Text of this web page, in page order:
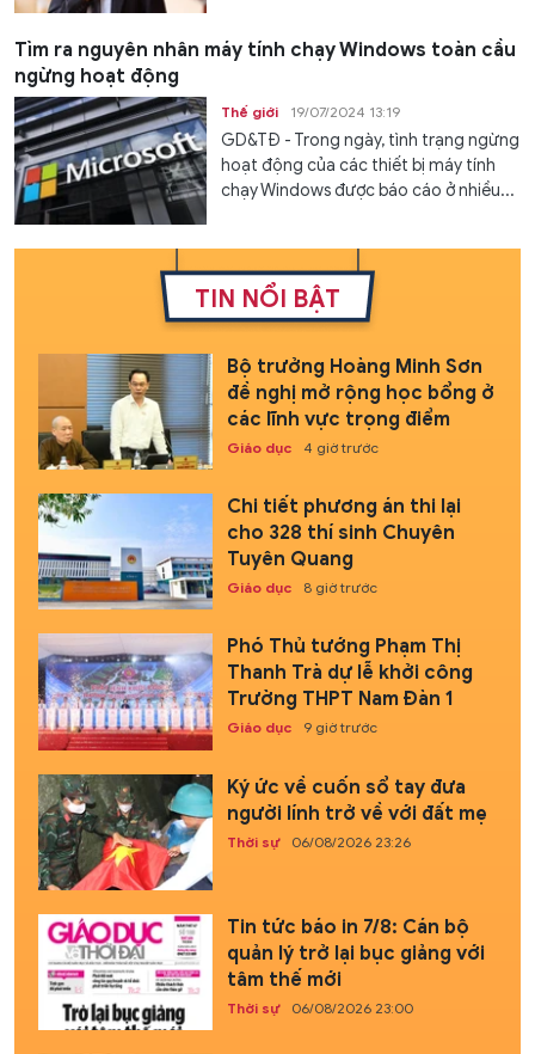
Tìm ra nguyên nhân máy tính chạy Windows toàn cầu
ngừng hoạt động
Thế giới 19/07/2024 13:19
GD&TĐ - Trong ngày, tình trạng ngừng
hoạt động của các thiết bị máy tính
chạy Windows được báo cáo ở nhiều...
TIN NỔI BẬT
Bộ trưởng Hoàng Minh Sơn
đề nghị mở rộng học bổng ở
các lĩnh vực trọng điểm
Giáo dục 4 giờ trước
Chi tiết phương án thi lại
cho 328 thí sinh Chuyên
Tuyên Quang
Giáo dục 8 giờ trước
Phó Thủ tướng Phạm Thị
Thanh Trà dự lễ khởi công
Trường THPT Nam Đàn 1
Giáo dục 9 giờ trước
Ký ức về cuốn sổ tay đưa
người lính trở về với đất mẹ
Thời sự 06/08/2026 23:26
Tin tức báo in 7/8: Cán bộ
quản lý trở lại bục giảng với
tâm thế mới
Thời sự 06/08/2026 23:00